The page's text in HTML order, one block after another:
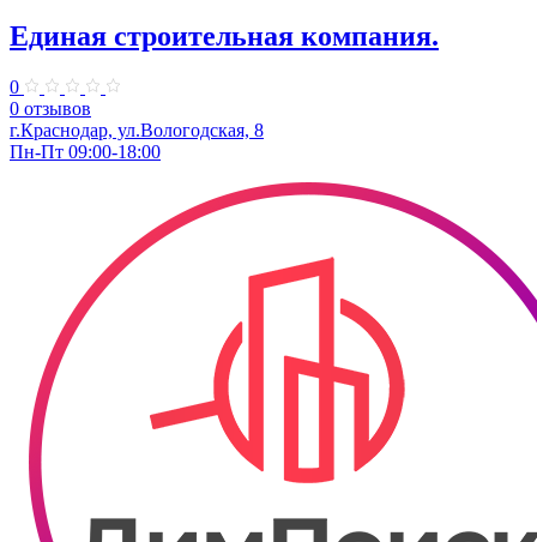
Единая строительная компания.
0
0 отзывов
г.Краснодар, ул.Вологодская, 8
Пн-Пт 09:00-18:00